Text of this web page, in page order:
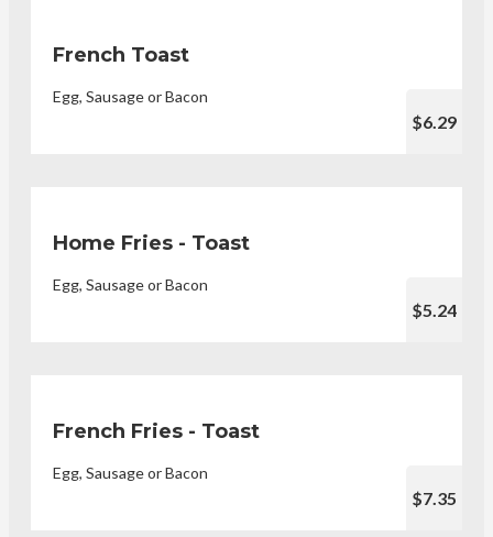
French Toast
Egg, Sausage or Bacon
$6.29
Home Fries - Toast
Egg, Sausage or Bacon
$5.24
French Fries - Toast
Egg, Sausage or Bacon
$7.35